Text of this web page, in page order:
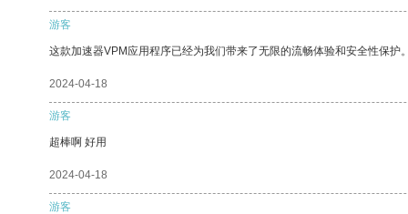
游客
这款加速器VPM应用程序已经为我们带来了无限的流畅体验和安全性保护
2024-04-18
游客
超棒啊 好用
2024-04-18
游客